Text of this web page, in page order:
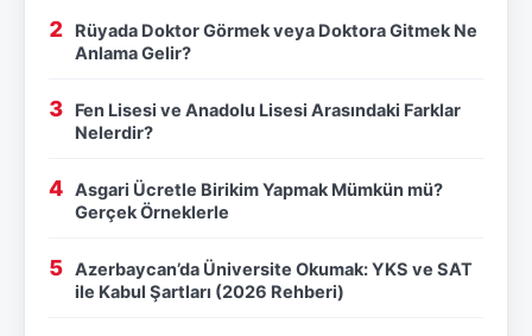
Rüyada Doktor Görmek veya Doktora Gitmek Ne
Anlama Gelir?
Fen Lisesi ve Anadolu Lisesi Arasındaki Farklar
Nelerdir?
Asgari Ücretle Birikim Yapmak Mümkün mü?
Gerçek Örneklerle
Azerbaycan’da Üniversite Okumak: YKS ve SAT
ile Kabul Şartları (2026 Rehberi)